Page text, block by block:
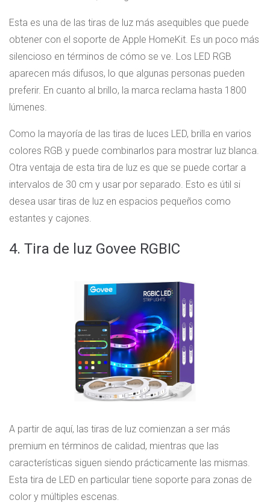
Esta es una de las tiras de luz más asequibles que puede
obtener con el soporte de Apple HomeKit. Es un poco más
silencioso en términos de cómo se ve. Los LED RGB
aparecen más difusos, lo que algunas personas pueden
preferir. En cuanto al brillo, la marca reclama hasta 1800
lúmenes.
Como la mayoría de las tiras de luces LED, brilla en varios
colores RGB y puede combinarlos para mostrar luz blanca.
Otra ventaja de esta tira de luz es que se puede cortar a
intervalos de 30 cm y usar por separado. Esto es útil si
desea usar tiras de luz en espacios pequeños como
estantes y cajones.
4. Tira de luz Govee RGBIC
A partir de aquí, las tiras de luz comienzan a ser más
premium en términos de calidad, mientras que las
características siguen siendo prácticamente las mismas.
Esta tira de LED en particular tiene soporte para zonas de
color y múltiples escenas.